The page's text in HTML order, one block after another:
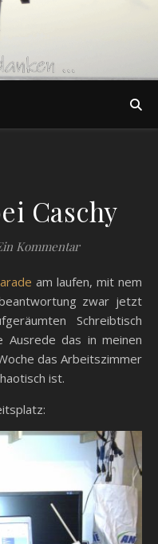
Caschy
Kommentar
am laufen, mit nem
zwar jetzt
Schreibtisch
Ausrede das in meinen
das Arbeitszimmer
ist.